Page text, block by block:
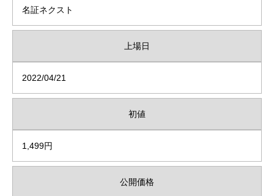
名証ネクスト
上場日
2022/04/21
初値
1,499円
公開価格